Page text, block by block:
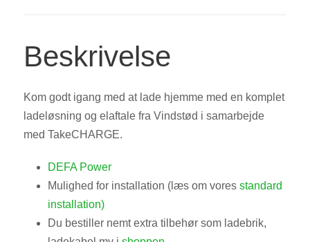
Beskrivelse
Kom godt igang med at lade hjemme med en komplet
ladeløsning og elaftale fra Vindstød i samarbejde
med TakeCHARGE.
DEFA Power
Mulighed for installation (læs om vores standard
installation)
Du bestiller nemt extra tilbehør som ladebrik,